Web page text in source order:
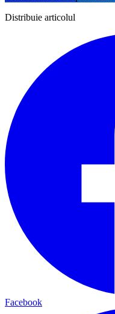
Distribuie articolul
Facebook